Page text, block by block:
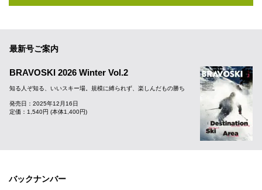
最新号ご案内
BRAVOSKI 2026 Winter Vol.2
知る人ぞ知る、いいスキー場。規模に縛られず、楽しんだもの勝ち
発売日：2025年12月16日
定価：1,540円 (本体1,400円)
バックナンバー